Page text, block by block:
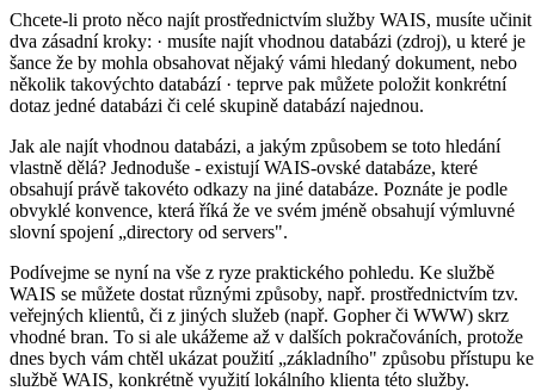
Chcete-li proto něco najít prostřednictvím služby WAIS, musíte učinit
dva zásadní kroky: · musíte najít vhodnou databázi (zdroj), u které je
šance že by mohla obsahovat nějaký vámi hledaný dokument, nebo
několik takovýchto databází · teprve pak můžete položit konkrétní
dotaz jedné databázi či celé skupině databází najednou.
Jak ale najít vhodnou databázi, a jakým způsobem se toto hledání
vlastně dělá? Jednoduše - existují WAIS-ovské databáze, které
obsahují právě takovéto odkazy na jiné databáze. Poznáte je podle
obvyklé konvence, která říká že ve svém jméně obsahují výmluvné
slovní spojení „directory od servers".
Podívejme se nyní na vše z ryze praktického pohledu. Ke službě
WAIS se můžete dostat různými způsoby, např. prostřednictvím tzv.
veřejných klientů, či z jiných služeb (např. Gopher či WWW) skrz
vhodné bran. To si ale ukážeme až v dalších pokračováních, protože
dnes bych vám chtěl ukázat použití „základního" způsobu přístupu ke
službě WAIS, konkrétně využití lokálního klienta této služby.